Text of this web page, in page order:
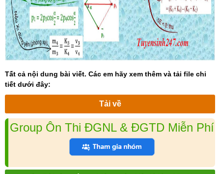
Tất cả nội dung bài viết. Các em hãy xem thêm và tải file chi
tiết dưới đây:
Tải về
Group Ôn Thi ĐGNL & ĐGTD Miễn Phí